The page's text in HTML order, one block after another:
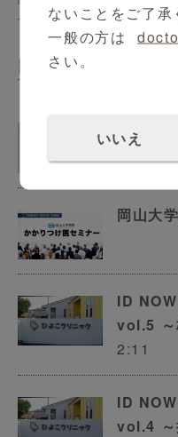
内科
1:57
岡山大
ID
vol.5 ～
2:11
ID
vol.4 ～
ないことをご了承
一般の方は
さい。
いいえ